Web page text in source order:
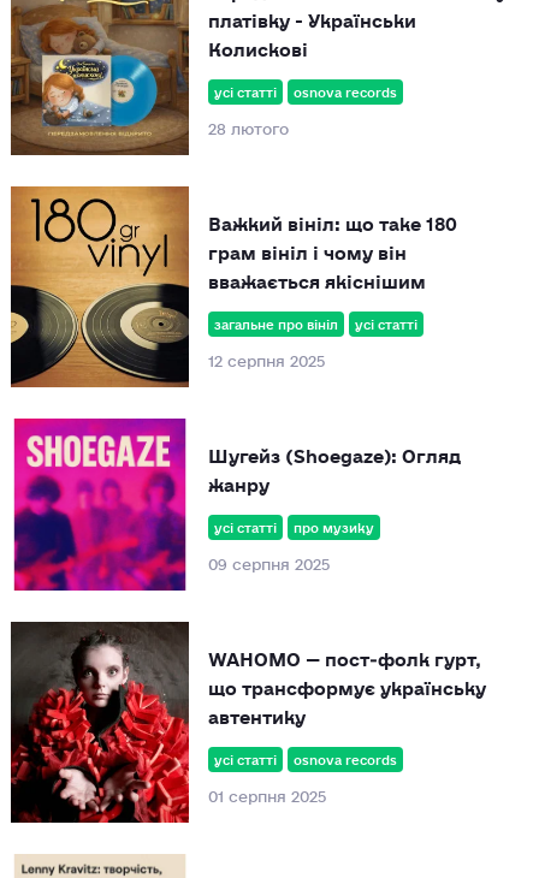
усі статті osnova records
28 лютого
платівку - Українськи
Колискові
загальне про вініл усі статті
12 серпня 2025
Важкий вініл: що таке 180
грам вініл і чому він
вважається якіснішим
усі статті про музику
09 серпня 2025
Шугейз (Shoegaze): Огляд
жанру
усі статті osnova records
01 серпня 2025
WAHOMO — пост‑фолк гурт,
що трансформує українську
автентику